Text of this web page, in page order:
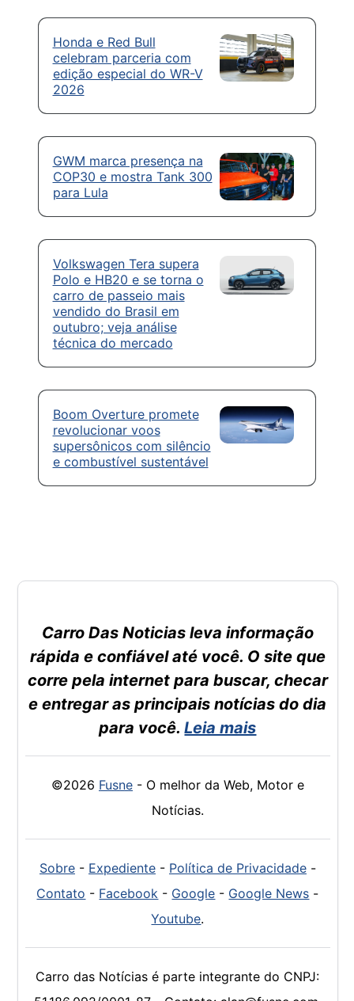
Honda e Red Bull
celebram parceria com
edição especial do WR-V
2026
GWM marca presença na
COP30 e mostra Tank 300
para Lula
Volkswagen Tera supera
Polo e HB20 e se torna o
carro de passeio mais
vendido do Brasil em
outubro; veja análise
técnica do mercado
Boom Overture promete
revolucionar voos
supersônicos com silêncio
e combustível sustentável
Carro Das Noticias leva informação
rápida e confiável até você. O site que
corre pela internet para buscar, checar
e entregar as principais notícias do dia
para você.Leia mais
©2026 Fusne- O melhor da Web, Motor e
Notícias.
Sobre- Expediente- Política de Privacidade-
Contato - Facebook - Google - Google News -
Youtube.
Carro das Notícias é parte integrante do CNPJ: